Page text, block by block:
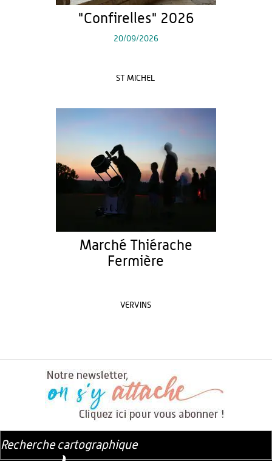
"Confirelles" 2026
20/09/2026
ST MICHEL
Marché Thiérache
Fermière
VERVINS
Recherche cartographique